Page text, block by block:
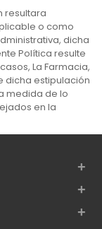
resultara
o como
dicha
Política resulte
La Farmacia,
dicha estipulación
medida de lo
en la
+
+
+